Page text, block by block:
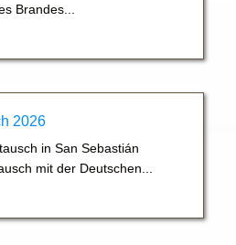
Brandes...
2026
in San Sebastián
mit der Deutschen...